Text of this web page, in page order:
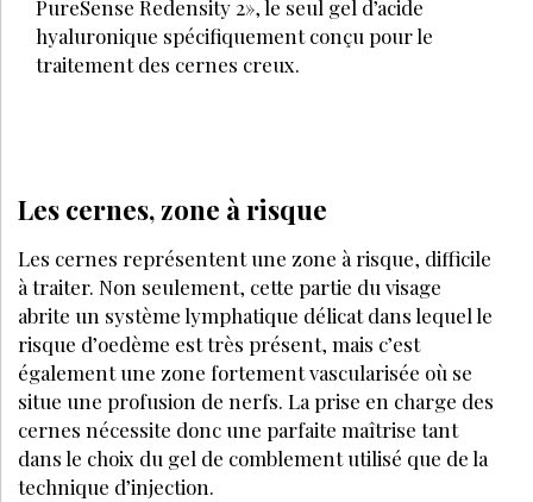
PureSense Redensity 2», le seul gel d’acide
hyaluronique spécifiquement conçu pour le
traitement des cernes creux.
Les cernes, zone à risque
Les cernes représentent une zone à risque, difficile
à traiter. Non seulement, cette partie du visage
abrite un système lymphatique délicat dans lequel le
risque d’oedème est très présent, mais c’est
également une zone fortement vascularisée où se
situe une profusion de nerfs. La prise en charge des
cernes nécessite donc une parfaite maîtrise tant
dans le choix du gel de comblement utilisé que de la
technique d’injection.